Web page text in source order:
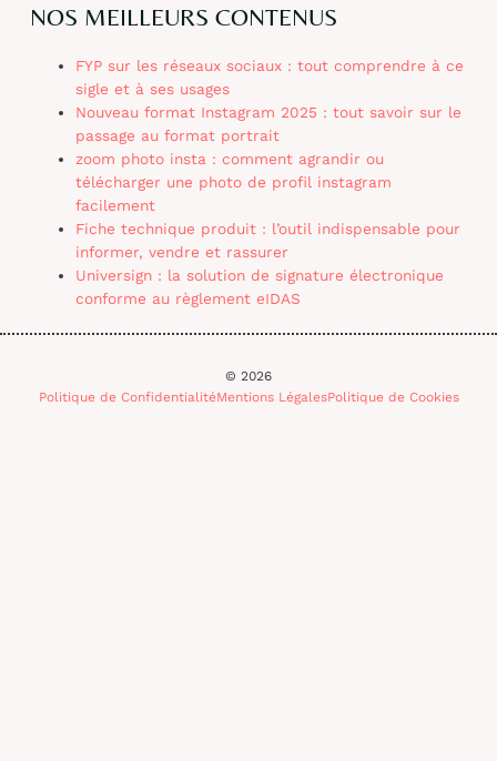
NOS MEILLEURS CONTENUS
FYP sur les réseaux sociaux : tout comprendre à ce
sigle et à ses usages
Nouveau format Instagram 2025 : tout savoir sur le
passage au format portrait
zoom photo insta : comment agrandir ou
télécharger une photo de profil instagram
facilement
Fiche technique produit : l’outil indispensable pour
informer, vendre et rassurer
Universign : la solution de signature électronique
conforme au règlement eIDAS
© 2026
Politique de ConfidentialitéMentions LégalesPolitique de Cookies